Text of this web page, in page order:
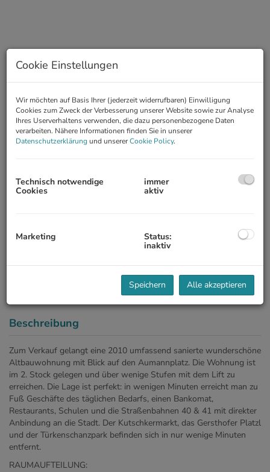
Videos
Beschreibung
Zum Verkauf gelangt eine 2010 umfassend sanierte wunderschöne
Altbauwohnung mit Blick auf den Aumannplatz. Die Wohnung ist
im 2. Stock gelegen und über wenige Stufen mit dem Lift zu
erreichen. Die Lage ist perfekt: in wenigen Minuten erreicht man zu
Fuß Geschäfte des täglichen Bedarfs, einen Bankomat,
Restaurants, Schulen und die Straßenbahnen 40 & 41 mit direkter
Anbindung an die Stadt. Der Kutschkermarkt, das Gersthofer Platzl
und der Türkenschanzpark befinden sich in nur wenige Minuten
entfernt.
RAUMAUFTEILUNG:
Cookie Einstellungen
Wir möchten auf Basis Ihrer (jederzeit widerrufbaren) Einwilligung
Cookies zum Zweck der Verbesserung unserer Website sowie zur Analyse
Ihres Userverhaltens verwenden, die dazu personenbezogene Daten
verarbeiten. Nähere Informationen finden Sie in unserer
Datenschutzerklärungund unsererCookie Policy.
Technisch notwendige
Cookies
immer
aktiv
Marketing Status:
inaktiv
Speichern Alle akzeptieren